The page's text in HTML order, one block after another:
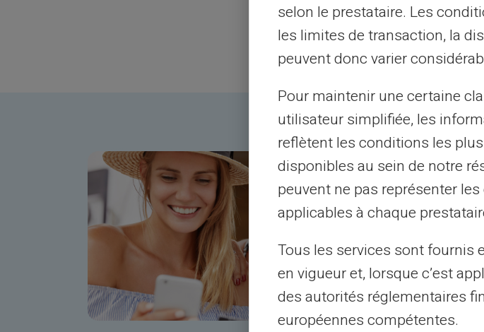
unikalų
selon le prestataire. Les
les limites de transaction, la
peuvent donc varier
Pour maintenir une certaine
utilisateur simplifiée, les
reflètent les conditions les
disponibles au sein de notre
peuvent ne pas représenter
applicables à chaque
Tous les services sont fournis
en vigueur et, lorsque c’est
des autorités réglementaires
européennes compétentes.